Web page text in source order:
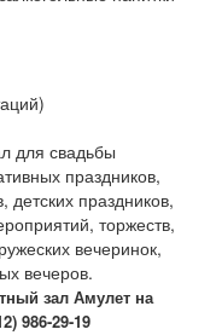
для свадьбы
праздников,
праздников,
торжеств,
вечеринок,
вечеров.
зал Амулет на
986-29-19